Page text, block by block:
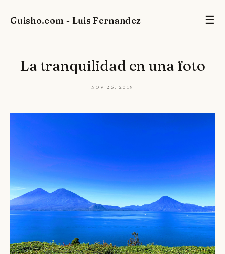
Guisho.com - Luis Fernandez ☰
La tranquilidad en una foto
Nov 25, 2019